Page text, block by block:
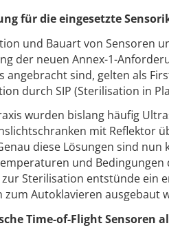
für die eingesetzte
und Bauart von Sensoren
der neuen Annex-1-
angebracht sind, gelten als
durch SIP (Sterilisation in
wurden bislang häufig
mit Reflektor
diese Lösungen sind
und
zur Sterilisation entstünde ein
zum Autoklavieren ausgebaut
Time-of-Flight Sensoren